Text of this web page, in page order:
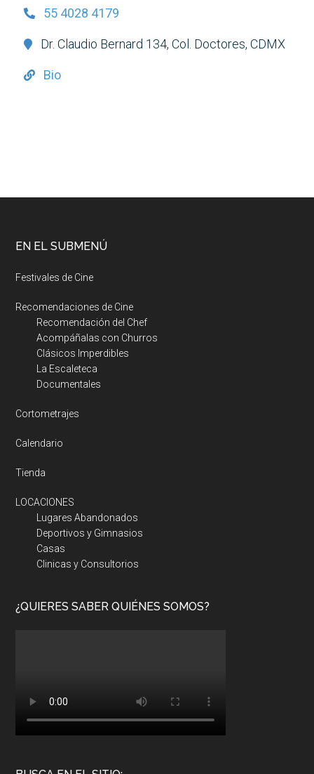
55 4028 4179
Dr. Claudio Bernard 134, Col. Doctores, CDMX
Bio
EN EL SUBMENÚ
Festivales de Cine
Recomendaciones de Cine
Recomendación del Chef
Acompáñalas con Churros
Clásicos Imperdibles
La Escaleteca
Documentales
Cortometrajes
Calendario
Tienda
LOCACIONES
Lugares Abandonados
Deportivos y Gimnasios
Casas
Clinicas y Consultorios
¿QUIERES SABER QUIÉNES SOMOS?